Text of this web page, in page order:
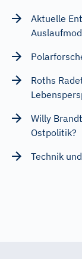
Aktuelle
Roths
Willy
Ostpolitik?
Technik